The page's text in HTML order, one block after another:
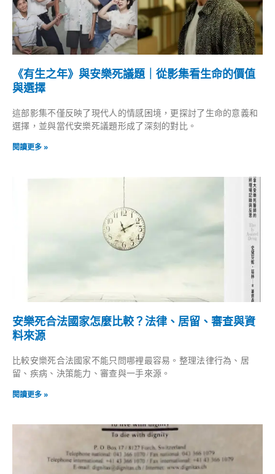
《有生之年》與安樂死議題｜從影集看生命的價值
與選擇
這部影集不僅反映了現代人的情感困境，更探討了生命的意義和
選擇，並與當代安樂死議題形成了深刻的對比。
閱讀更多 »
安樂死合法國家怎麼比較？法律、居留、審查與資
料來源
比較安樂死合法國家不能只問哪裡最容易。整理法律行為、居
留、疾病、決策能力、審查與一手來源。
閱讀更多 »